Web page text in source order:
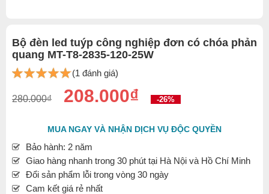
Bộ đèn led tuýp công nghiệp đơn có chóa phản
quang MT-T8-2835-120-25W
(1 đánh giá)
280.000₫ 208.000₫ -26%
MUA NGAY VÀ NHẬN DỊCH VỤ ĐỘC QUYỀN
Bảo hành: 2 năm
Giao hàng nhanh trong 30 phút tại Hà Nội và Hồ Chí Minh
Đổi sản phẩm lỗi trong vòng 30 ngày
Cam kết giá rẻ nhất